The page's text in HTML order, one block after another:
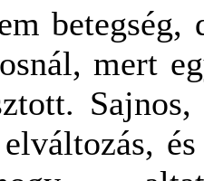
mert